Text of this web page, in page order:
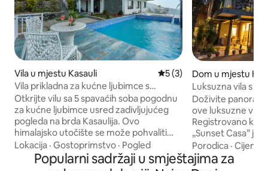
Vila u mjestu Kasauli Prosječna ocjena: 5 od 5,
5 (3)
Vila prikladna za kućne ljubimce s
bazenom i očaravajućim pogledom na
brdo
Otkrijte vilu sa 5 spavaćih soba pogodnu
za kućne ljubimce usred zadivljujućeg
pogleda na brda Kasaulija. Ovo
himalajsko utočište se može pohvaliti
izuzetnim spavaćim sobama s privatnim
kupatilima i balkonima koji nude pogled
koji oduzima dah. Uživajte u
Lokacija · Gostoprimstvo · Pogled
Dom u mjestu
Luksuzna vila s 2
| Pogled na
vatra
Doživite
ove luksuzne vile
Registrovano kod
„Sunset Casa” je
porodice ili
bez kompromisa
zvjezdica.
Porodica ·Cijena
Popularni sadržaji u smještajima za